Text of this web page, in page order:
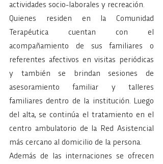
actividades socio-laborales y recreación.
Quienes residen en la Comunidad
Terapéutica cuentan con el
acompañamiento de sus familiares o
referentes afectivos en visitas periódicas
y también se brindan sesiones de
asesoramiento familiar y talleres
familiares dentro de la institución. Luego
del alta, se continúa el tratamiento en el
centro ambulatorio de la Red Asistencial
más cercano al domicilio de la persona.
Además de las internaciones se ofrecen